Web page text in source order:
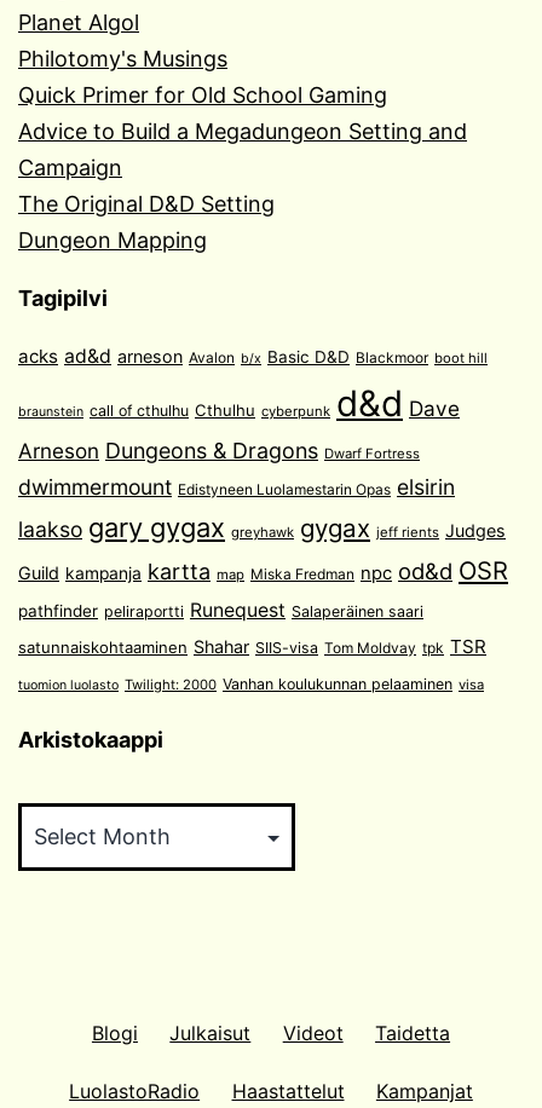
Planet Algol
Philotomy's Musings
Quick Primer for Old School Gaming
Advice to Build a Megadungeon Setting and
Campaign
The Original D&D Setting
Dungeon Mapping
Tagipilvi
acks ad&d arneson Avalon b/x Basic D&D Blackmoor boot hill
braunstein call of cthulhu Cthulhu cyberpunk d&d Dave
Arneson Dungeons & Dragons Dwarf Fortress
dwimmermount Edistyneen Luolamestarin Opas elsirin
laakso gary gygax greyhawk gygax jeff rients Judges
Guild kampanja kartta map Miska Fredman npc od&d OSR
pathfinder peliraportti Runequest Salaperäinen saari
satunnaiskohtaaminen Shahar SIIS-visa Tom Moldvay tpk TSR
tuomion luolasto Twilight: 2000 Vanhan koulukunnan pelaaminen visa
Arkistokaappi
Blogi Julkaisut Videot Taidetta
LuolastoRadio Haastattelut Kampanjat